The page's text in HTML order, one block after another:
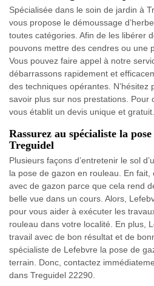
Spécialisée dans le soin de jardin à
vous propose le démoussage
toutes catégories. Afin de les libérer
pouvons mettre des cendres ou une
Vous pouvez faire appel à notre
débarrassons rapidement et
des techniques opérantes. N’hésitez
savoir plus sur nos prestations. Pour
vous établit un devis unique et gratuit.
Rassurez au spécialiste la
Treguidel
Plusieurs façons d’entretenir le sol
la pose de gazon en rouleau. En fait,
avec de gazon parce que cela rend
belle vue dans un cours. Alors,
pour vous aider à exécuter les
rouleau dans votre localité. En plus,
travail avec de bon résultat et de
spécialiste de Lefebvre la pose de
terrain. Donc, contactez
dans Treguidel 22290.